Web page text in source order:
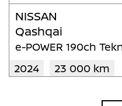
NISSAN
Qashqai
e-POWER 190ch
2024
23 000 km